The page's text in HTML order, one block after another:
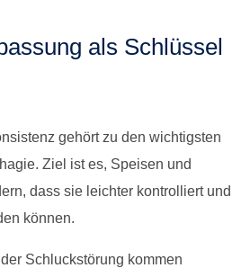
als Schlüssel
gehört zu den wichtigsten
Ziel ist es, Speisen und
dass sie leichter kontrolliert und
können.
Schluckstörung kommen